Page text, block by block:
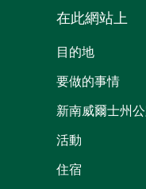
在此網站上
目的地
要做的事情
新南威爾士州
活動
住宿